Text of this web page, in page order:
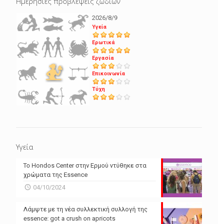
2026/8/9
Υγεία
Ερωτικά
Εργασία
Επικοινωνία
Τύχη
Υγεία
Το Hondos Center στην Ερμού ντύθηκε στα
χρώματα της Essence
04/10/2024
Λάμψτε με τη νέα συλλεκτική συλλογή της
essence: got a crush on apricots